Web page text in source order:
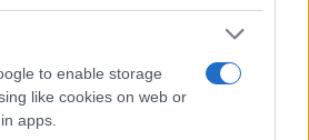
to enable storage
like cookies on web or
apps.
$64,929.00